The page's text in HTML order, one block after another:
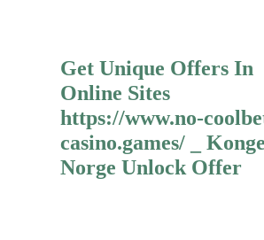
Get Unique Offers In
Online Sites
https://www.no-
casino.games/ _
Norge Unlock Offer
Prime – We Highlight
Ended One Hundred